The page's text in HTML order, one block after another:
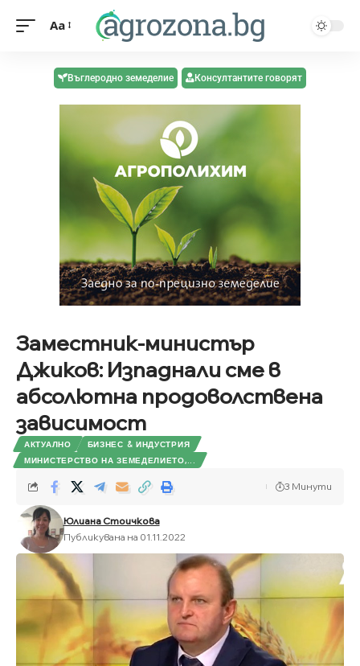
Aa
Въглеродно земеделие Консултантите говорят
Заместник-министър
Джиков: Изпаднали сме в
абсолютна продоволствена
зависимост
АКТУАЛНО
БИЗНЕС & ИНДУСТРИЯ
МИНИСТЕРСТВО НА ЗЕМЕДЕЛИЕТО,...
Юлиана Стоичкова
Публикувана на 01.11.2022
3 Минути